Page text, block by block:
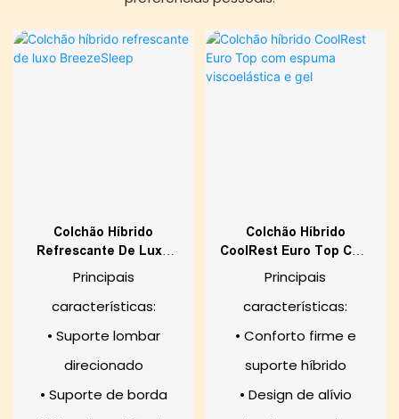
Colchão Híbrido
Refrescante De Luxo
BreezeSleep
Principais
características:
• Suporte lombar
direcionado
• Suporte de borda
Colchão Híbrido
CoolRest Euro Top Com
Espuma Viscoelástica E
Gel
Principais
características:
• Conforto firme e
suporte híbrido
• Design de alívio